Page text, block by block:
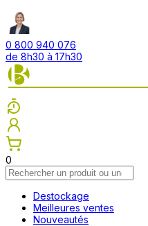
0 800 940 076
de 8h30 à 17h30
0
Destockage
Meilleures ventes
Nouveautés